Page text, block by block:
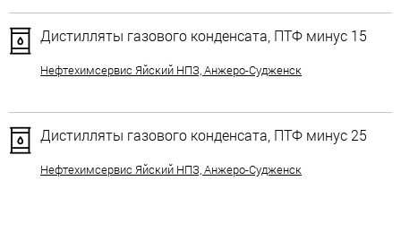
Дистилляты газового конденсата, ПТФ минус 15
Нефтехимсервис Яйский НПЗ, Анжеро-Судженск
Дистилляты газового конденсата, ПТФ минус 25
Нефтехимсервис Яйский НПЗ, Анжеро-Судженск